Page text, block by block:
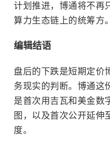
计划推进，博通将不再
算力生态链上的统筹方。
编辑结语
盘后的下跌是短期定价
务现实的判断。 博通这
是首次用吉瓦和美金数
图，以及首次公开延伸
度。